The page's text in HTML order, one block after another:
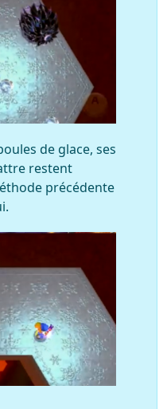
de glace, ses
restent
précédente